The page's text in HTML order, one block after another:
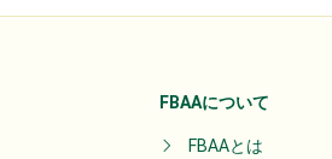
FBAAについて
FBAAとは